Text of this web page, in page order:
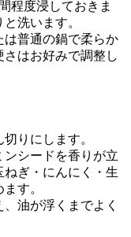
程度浸しておきま
洗います。
は普通の鍋で柔らか
さはお好みで調整し
りにします。
シードを香りが立
ぎ・にんにく・生
す。
油が浮くまでよく